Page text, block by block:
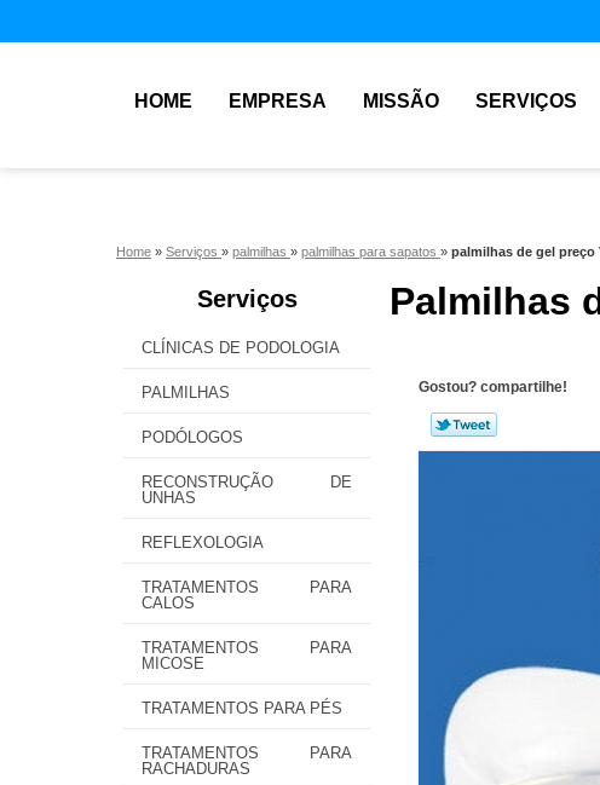
HOME EMPRESA MISSÃO SERVIÇOS
Home » Serviços » palmilhas » palmilhas para sapatos » palmilhas de gel preço
Serviços
CLÍNICAS DE PODOLOGIA
PALMILHAS
PODÓLOGOS
RECONSTRUÇÃO DE
UNHAS
REFLEXOLOGIA
TRATAMENTOS PARA
CALOS
TRATAMENTOS PARA
MICOSE
TRATAMENTOS PARA PÉS
TRATAMENTOS PARA
RACHADURAS
Palmilhas
Gostou? compartilhe!